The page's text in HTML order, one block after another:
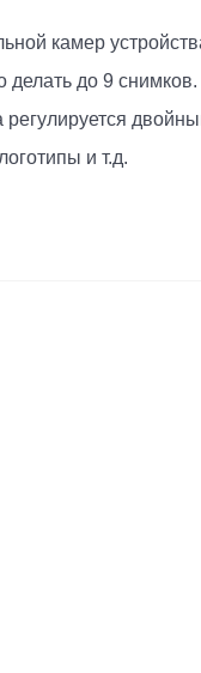
камер
до 9
регулируется
и т.д.